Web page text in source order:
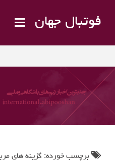
فوتبال جهان
برچسب خورده: گزینه های